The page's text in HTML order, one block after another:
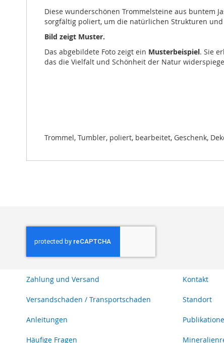
Diese wunderschönen Trommelsteine aus buntem
sorgfältig poliert, um die natürlichen Strukturen
Bild zeigt Muster.
Das abgebildete Foto zeigt ein Musterbeispiel. Sie
das die Vielfalt und Schönheit der Natur
Trommel, Tumbler, poliert, bearbeitet, Geschenk,
Zahlung und Versand
Versandschaden / Transportschaden
Anleitungen
Häufige Fragen
Kontakt
Standort